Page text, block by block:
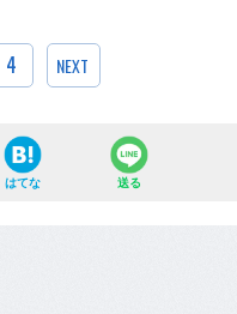
4 NEXT
はてな 送る